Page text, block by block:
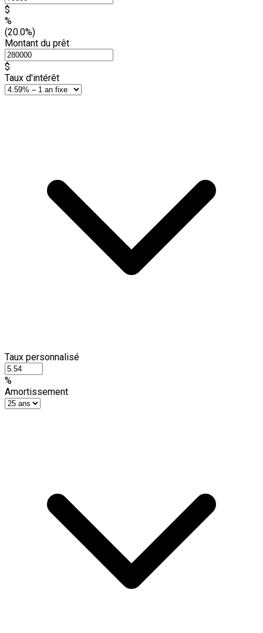
$
%
(20.0%)
Montant du prêt
$
Taux d'intérêt
Taux personnalisé
%
Amortissement